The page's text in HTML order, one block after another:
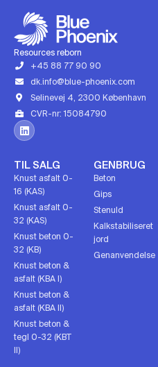
Resources reborn
+45 88 77 90 90
dk.info@blue-phoenix.com
Selinevej 4, 2300 København
CVR-nr: 15084790
TIL SALG
Knust asfalt 0-
16 (KAS)
Knust asfalt 0-
32 (KAS)
Knust beton 0-
32 (KB)
Knust beton &
asfalt (KBA I)
Knust beton &
asfalt (KBA II)
Knust beton &
tegl 0-32 (KBT
II)
GENBRUG
Beton
Gips
Stenuld
Kalkstabiliseret
jord
Genanvendelse